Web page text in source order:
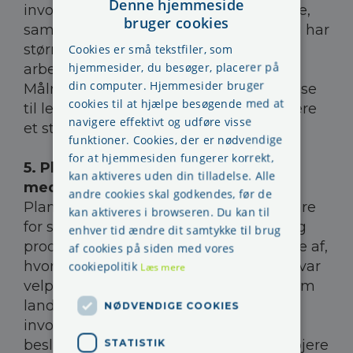
involverende ledelsesstil end de danske,
samtidig er de mere bureaukratiske og har
større fokus på at overholde gældende
arbejdsmiljøregler og procedurer.
Målrettet uddannelse i sikkerhedsledelse
til ledere i byggebranchen vil derfor være
et sted, man kan sætte ind.
5. Planlægning og involvering af
medarbejdere
Planlægning er en vigtig faktor ikke bare
for sikkerhed, men også for økonomi og
produktivitet. Håndværkernes oplevelse af,
hvorvidt det byggeri, de arbejdede på, var
velplanlagt, adskilte sig markant mellem
landene. Når håndværkerne blev
involveret i planlægning og
beslutningstagning, oplevede de en højere
Denne hjemmeside
bruger cookies
Cookies er små tekstfiler, som
hjemmesider, du besøger, placerer på
din computer. Hjemmesider bruger
cookies til at hjælpe besøgende med at
navigere effektivt og udføre visse
funktioner. Cookies, der er nødvendige
for at hjemmesiden fungerer korrekt,
kan aktiveres uden din tilladelse. Alle
andre cookies skal godkendes, før de
kan aktiveres i browseren. Du kan til
enhver tid ændre dit samtykke til brug
af cookies på siden med vores
cookiepolitik Læs mere
NØDVENDIGE COOKIES
STATISTIK